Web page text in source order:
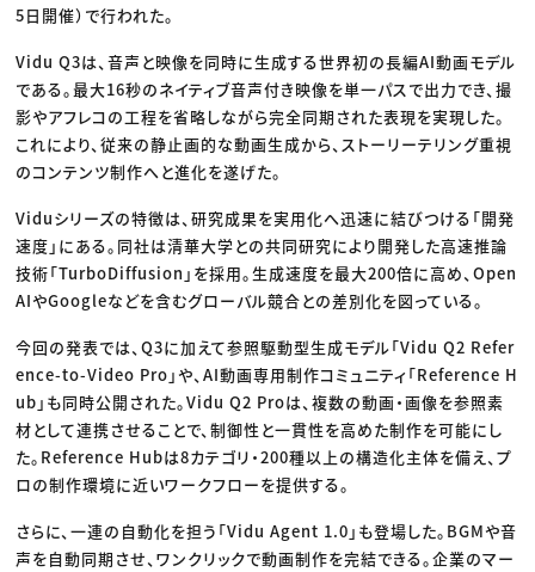
5日開催）で行われた。
Vidu Q3は、音声と映像を同時に生成する世界初の長編AI動画モデル
である。最大16秒のネイティブ音声付き映像を単一パスで出力でき、撮
影やアフレコの工程を省略しながら完全同期された表現を実現した。
これにより、従来の静止画的な動画生成から、ストーリーテリング重視
のコンテンツ制作へと進化を遂げた。
Viduシリーズの特徴は、研究成果を実用化へ迅速に結びつける「開発
速度」にある。同社は清華大学との共同研究により開発した高速推論
技術「TurboDiffusion」を採用。生成速度を最大200倍に高め、Open
AIやGoogleなどを含むグローバル競合との差別化を図っている。
今回の発表では、Q3に加えて参照駆動型生成モデル「Vidu Q2 Refer
ence-to-Video Pro」や、AI動画専用制作コミュニティ「Reference H
ub」も同時公開された。Vidu Q2 Proは、複数の動画・画像を参照素
材として連携させることで、制御性と一貫性を高めた制作を可能にし
た。Reference Hubは8カテゴリ・200種以上の構造化主体を備え、プ
ロの制作環境に近いワークフローを提供する。
さらに、一連の自動化を担う「Vidu Agent 1.0」も登場した。BGMや音
声を自動同期させ、ワンクリックで動画制作を完結できる。企業のマー